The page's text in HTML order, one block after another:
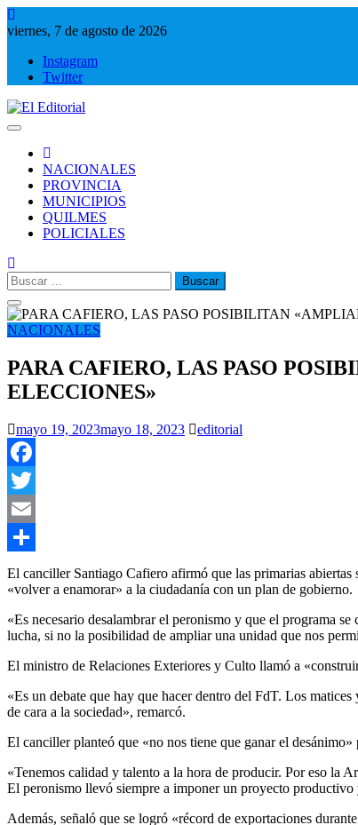
Saltar
al
viernes, 7 de agosto de 2026
Instagram
Twitter
NACIONALES
PROVINCIA
MUNICIPIOS
QUILMES
POLICIALES
Buscar:
NACIONALES
PARA CAFIERO, LAS PASO
ELECCIONES»
mayo 19, 2023mayo 18, 2023 editorial
Facebook
Twitter
Email
Compartir
El canciller Santiago Cafiero afirmó que las primarias
«volver a enamorar» a la ciudadanía con un plan de gobierno.
«Es necesario desalambrar el peronismo y que el programa
lucha, si no la posibilidad de ampliar una unidad que nos
El ministro de Relaciones Exteriores y Culto llamó a
«Es un debate que hay que hacer dentro del FdT. Los
de cara a la sociedad», remarcó.
El canciller planteó que «no nos tiene que ganar el
«Tenemos calidad y talento a la hora de producir. Por eso la
El peronismo llevó siempre a imponer un proyecto
Además, señaló que se logró «récord de exportaciones